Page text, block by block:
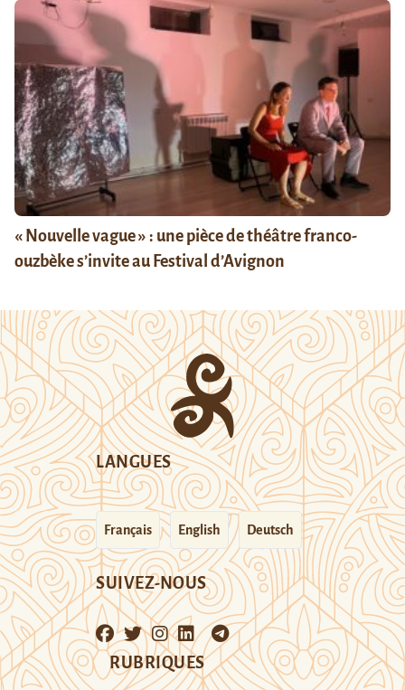
« Nouvelle vague » : une pièce de théâtre franco-
ouzbèke s’invite au Festival d’Avignon
LANGUES
Français English Deutsch
SUIVEZ-NOUS
RUBRIQUES